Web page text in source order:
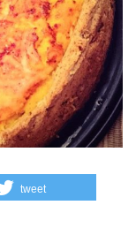
tweet